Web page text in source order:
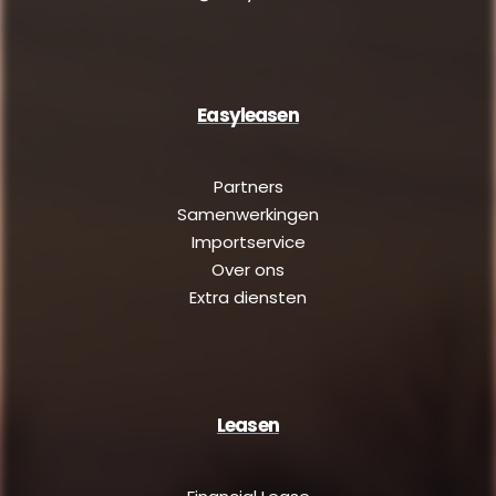
Easyleasen
Partners
Samenwerkingen
Importservice
Over ons
Extra diensten
Leasen